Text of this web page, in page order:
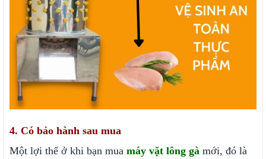
4. Có bảo hành sau mua
Một lợi thế ở khi bạn mua máy vặt lông gà mới, đó là